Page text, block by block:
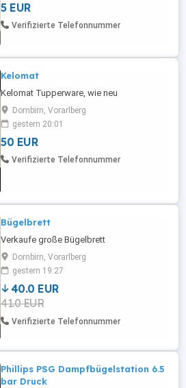
5 EUR
Verifizierte Telefonnummer
Kelomat
Kelomat Tupperware, wie neu
Dornbirn, Vorarlberg
gestern 20:01
50 EUR
Verifizierte Telefonnummer
Bügelbrett
Verkaufe große Bügelbrett
Dornbirn, Vorarlberg
gestern 19:27
40.0 EUR
41.0 EUR
Verifizierte Telefonnummer
Phillips PSG Dampfbügelstation 6.5
bar Druck